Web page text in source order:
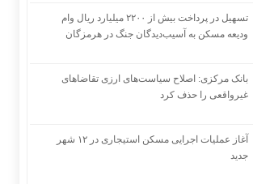
تسهیل در پرداخت بیش از ۲۲۰۰ میلیارد ریال وام
ودیعه مسکن به آسیب‌دیدگان جنگ در هرمزگان
بانک مرکزی: اصلاح سیاست‌های ارزی تقاضاهای
غیرواقعی را حذف کرد
آغاز عملیات اجرایی مسکن استیجاری در ۱۲ شهر
جدید